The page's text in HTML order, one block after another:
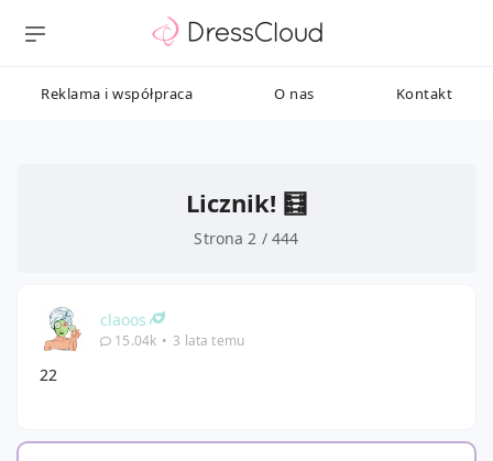
Reklama i współpraca O nas Kontakt
Licznik! 🧮
Strona 2 / 444
claoos
15.04k • 3 lata temu
22